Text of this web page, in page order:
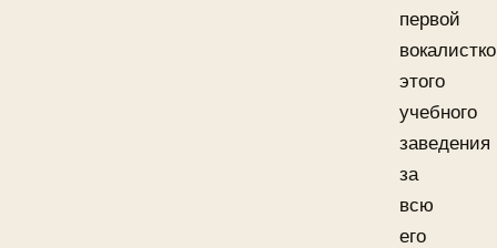
первой
этого
учебного
заведения
за
всю
его